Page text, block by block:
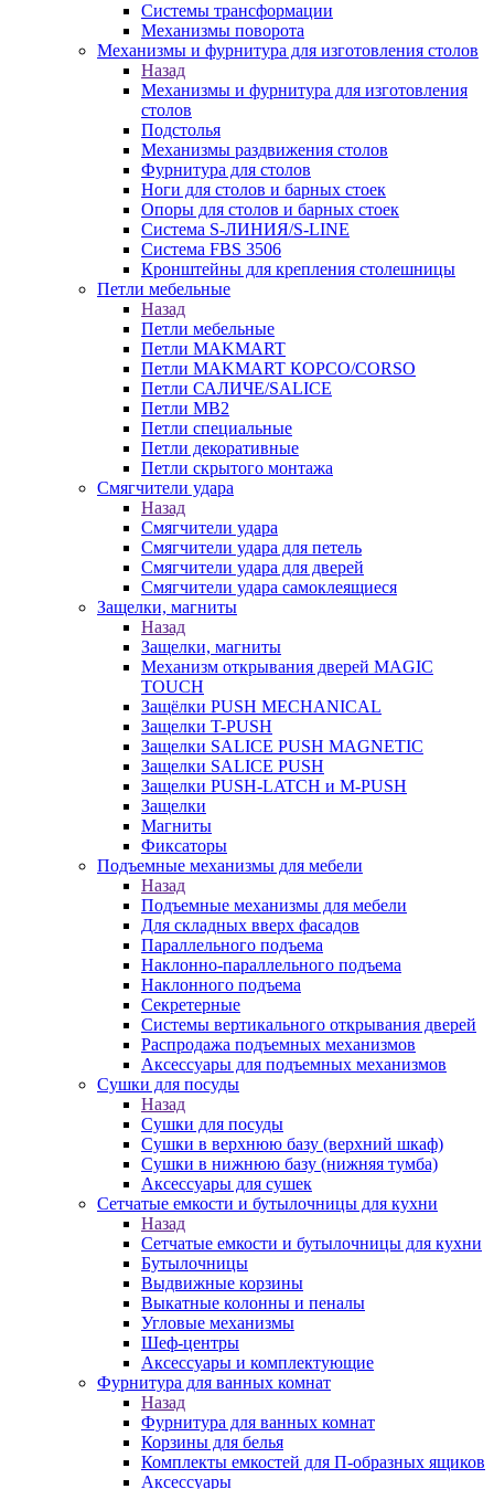
Системы трансформации
Механизмы поворота
Механизмы и фурнитура для изготовления столов
Назад
Механизмы и фурнитура для изготовления
столов
Подстолья
Механизмы раздвижения столов
Фурнитура для столов
Ноги для столов и барных стоек
Опоры для столов и барных стоек
Система S-ЛИНИЯ/S-LINE
Система FBS 3506
Кронштейны для крепления столешницы
Петли мебельные
Назад
Петли мебельные
Петли MAKMART
Петли MAKMART КОРСО/CORSO
Петли САЛИЧЕ/SALICE
Петли MB2
Петли специальные
Петли декоративные
Петли скрытого монтажа
Смягчители удара
Назад
Смягчители удара
Смягчители удара для петель
Смягчители удара для дверей
Cмягчители удара самоклеящиеся
Защелки, магниты
Назад
Защелки, магниты
Механизм открывания дверей MAGIC
TOUCH
Защёлки PUSH MECHANICAL
Защелки T-PUSH
Защелки SALICE PUSH MAGNETIC
Защелки SALICE PUSH
Защелки PUSH-LATCH и M-PUSH
Защелки
Магниты
Фиксаторы
Подъемные механизмы для мебели
Назад
Подъемные механизмы для мебели
Для складных вверх фасадов
Параллельного подъема
Наклонно-параллельного подъема
Наклонного подъема
Секретерные
Системы вертикального открывания дверей
Распродажа подъемных механизмов
Аксессуары для подъемных механизмов
Сушки для посуды
Назад
Сушки для посуды
Сушки в верхнюю базу (верхний шкаф)
Сушки в нижнюю базу (нижняя тумба)
Аксессуары для сушек
Сетчатые емкости и бутылочницы для кухни
Назад
Сетчатые емкости и бутылочницы для кухни
Бутылочницы
Выдвижные корзины
Выкатные колонны и пеналы
Угловые механизмы
Шеф-центры
Аксессуары и комплектующие
Фурнитура для ванных комнат
Назад
Фурнитура для ванных комнат
Корзины для белья
Комплекты емкостей для П-образных ящиков
Аксессуары